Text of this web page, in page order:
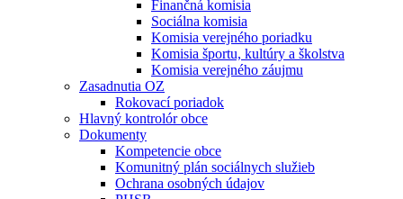
Finančná komisia
Sociálna komisia
Komisia verejného poriadku
Komisia športu, kultúry a školstva
Komisia verejného záujmu
Zasadnutia OZ
Rokovací poriadok
Hlavný kontrolór obce
Dokumenty
Kompetencie obce
Komunitný plán sociálnych služieb
Ochrana osobných údajov